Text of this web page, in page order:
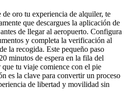
de oro tu experiencia de alquiler, te
que descargues la aplicación de
de llegar al aeropuerto. Configura
y completa la verificación al
la recogida. Este pequeño paso
minutos de espera en la fila del
tu viaje comience con el pie
es la clave para convertir un proceso
de libertad y movilidad sin